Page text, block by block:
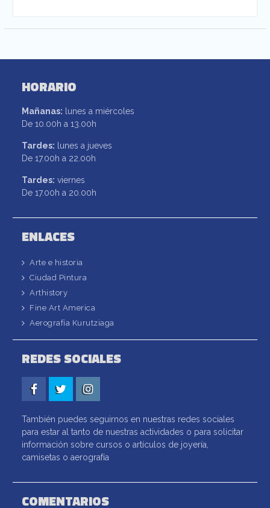
HORARIO
Mañanas: lunes a miércoles
De 10.00h a 13.00h
Tardes: lunes a jueves
De 17.00h a 22.00h
Tardes: viernes
De 17.00h a 20.00h
ENLACES
Arte e historia
Ciudad Pintura
Arthistory
Fine Art America
Aerografía Kurutziaga
REDES SOCIALES
También puedes seguirnos en nuestras redes sociales
para estar al tanto de nuestras actividades o para solicitar
información sobre cursos o artículos de joyería,
camisetas o aerografía
COMENTARIOS